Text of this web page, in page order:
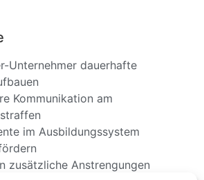
Unternehmer dauerhafte
Kommunikation am
im Ausbildungssystem
zusätzliche Anstrengungen